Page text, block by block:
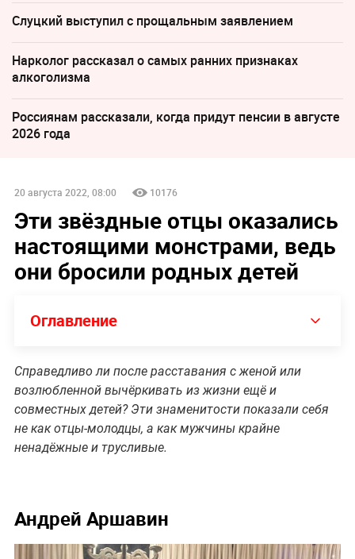
Слуцкий выступил с прощальным заявлением
Нарколог рассказал о самых ранних признаках
алкоголизма
Россиянам рассказали, когда придут пенсии в августе
2026 года
20 августа 2022, 08:00 10176
Эти звёздные отцы оказались
настоящими монстрами, ведь
они бросили родных детей
Оглавление
Справедливо ли после расставания с женой или
возлюбленной вычёркивать из жизни ещё и
совместных детей? Эти знаменитости показали себя
не как отцы-молодцы, а как мужчины крайне
ненадёжные и трусливые.
Андрей Аршавин